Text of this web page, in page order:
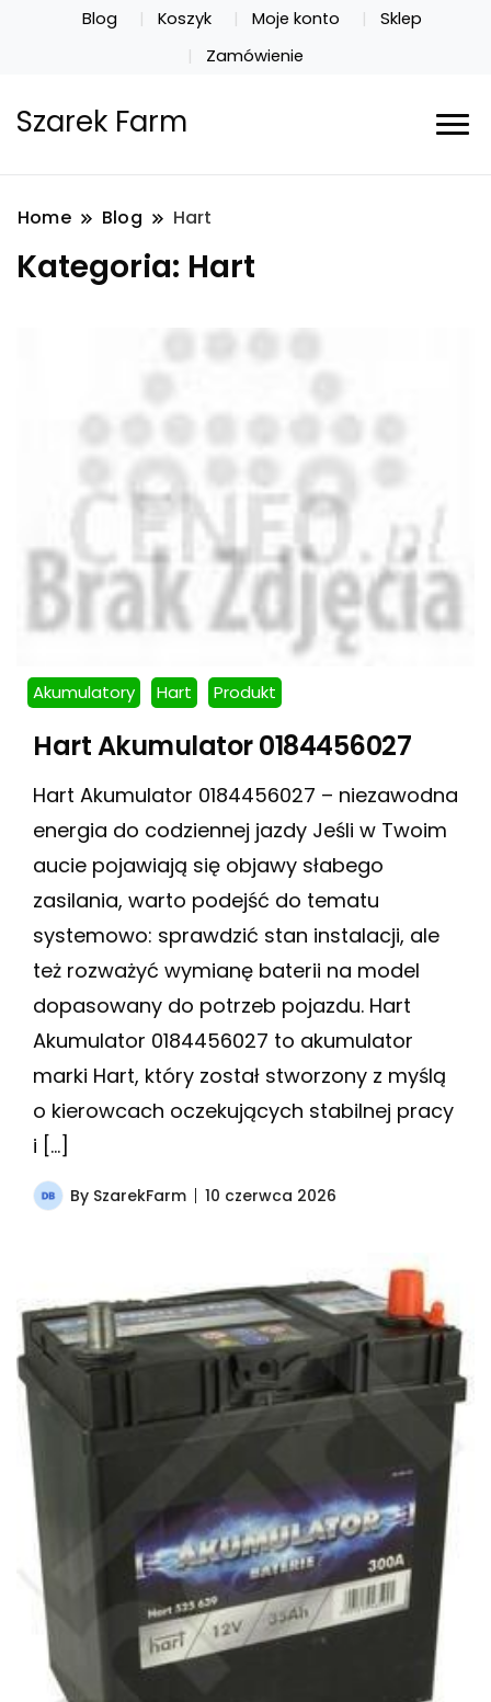
Blog Koszyk Moje konto
Sklep
Zamówienie
Szarek Farm
Home Blog Hart
Kategoria: Hart
Akumulatory Hart Produkt
Hart Akumulator 0184456027
Hart Akumulator 0184456027 – niezawodna
energia do codziennej jazdy Jeśli w Twoim
aucie pojawiają się objawy słabego
zasilania, warto podejść do tematu
systemowo: sprawdzić stan instalacji, ale
też rozważyć wymianę baterii na model
dopasowany do potrzeb pojazdu. Hart
Akumulator 0184456027 to akumulator
marki Hart, który został stworzony z myślą
o kierowcach oczekujących stabilnej pracy
i […]
By SzarekFarm 10 czerwca 2026